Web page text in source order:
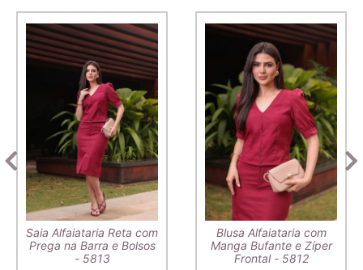
Saia Alfaiataria Reta com
Prega na Barra e Bolsos
- 5813
Blusa Alfaiataria com
Manga Bufante e Zíper
Frontal - 5812